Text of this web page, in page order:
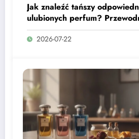
Jak znaleźć tańszy
ulubionych perfum?
nutach zapachowych
2026-07-22